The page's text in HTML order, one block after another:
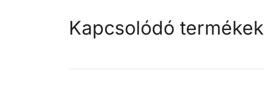
Kapcsolódó termékek